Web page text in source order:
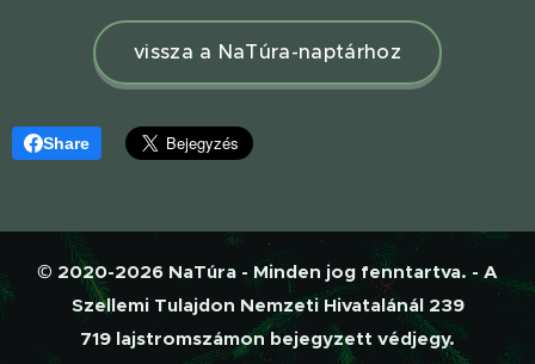
vissza a NaTúra-naptárhoz
Share
© 2020-2026 NaTúra - Minden jog fenntartva. - A
Szellemi Tulajdon Nemzeti Hivatalánál 239
719 lajstromszámon bejegyzett védjegy.